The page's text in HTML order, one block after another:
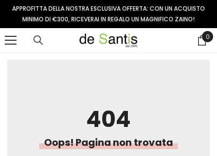
VAI AL CONTENUTO
APPROFITTA DELLA NOSTRA ESCLUSIVA OFFERTA: CON UN ACQUISTO
MINIMO DI €300, RICEVERAI IN REGALO UN MAGNIFICO ZAINO!
0
0
404
Oops! Pagina non trovata